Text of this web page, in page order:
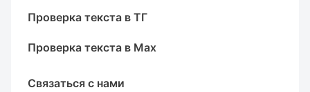
Проверка текста в ТГ
Проверка текста в Max
Связаться с нами